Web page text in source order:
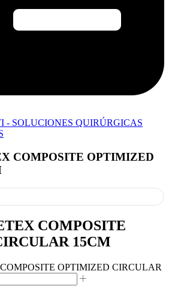
- SOLUCIONES QUIRÚRGICAS
COMPOSITE OPTIMIZED
COMPOSITE
15CM
OPTIMIZED CIRCULAR